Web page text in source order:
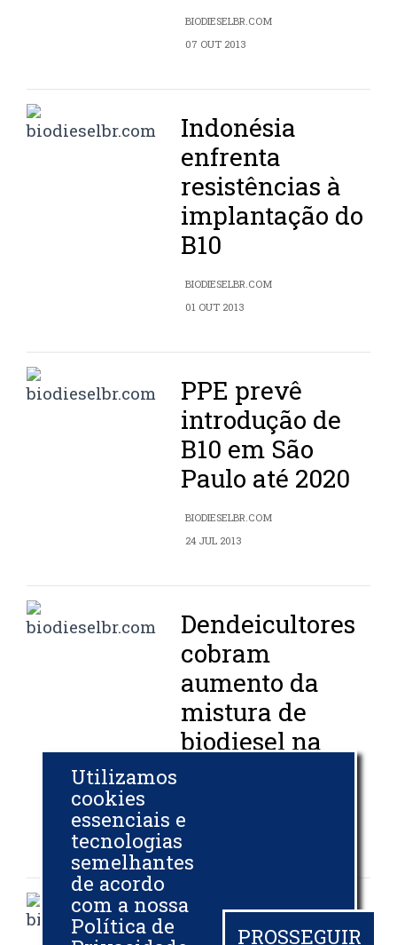
BIODIESELBR.COM
07 OUT 2013
Indonésia
enfrenta
resistências à
implantação do
B10
BIODIESELBR.COM
01 OUT 2013
PPE prevê
introdução de
B10 em São
Paulo até 2020
BIODIESELBR.COM
24 JUL 2013
Dendeicultores
cobram
aumento da
mistura de
biodiesel na
Indústria de
Utilizamos
cookies
essenciais e
tecnologias
semelhantes
de acordo
com a nossa
Política de
PROSSEGUIR